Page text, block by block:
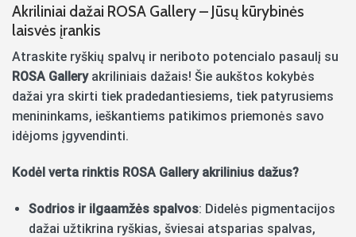
Akriliniai dažai ROSA Gallery – Jūsų kūrybinės
laisvės įrankis
Atraskite ryškių spalvų ir neriboto potencialo pasaulį su
ROSA Galleryakriliniais dažais! Šie aukštos kokybės
dažai yra skirti tiek pradedantiesiems, tiek patyrusiems
menininkams, ieškantiems patikimos priemonės savo
idėjoms įgyvendinti.
Kodėl verta rinktis ROSA Gallery akrilinius dažus?
Sodrios ir ilgaamžės spalvos: Didelės pigmentacijos
dažai užtikrina ryškias, šviesai atsparias spalvas,